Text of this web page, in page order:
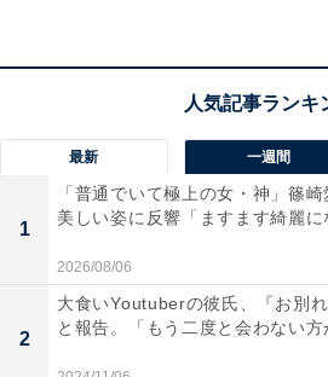
最新 一週間
1
「普通でいて極上の女・神」篠
美しい姿に反響「ますます綺麗
2026/08/06
2
大食いYoutuberの彼氏、『お別れ
と報告。「もう二度と会わない